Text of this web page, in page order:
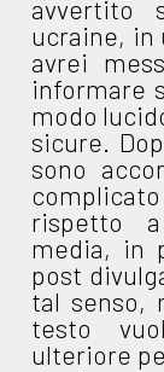
avvertito
ucraine, in
avrei
informare
modo
sicure.
sono
rispetto
media, in
post
tal senso,
testo
ulteriore